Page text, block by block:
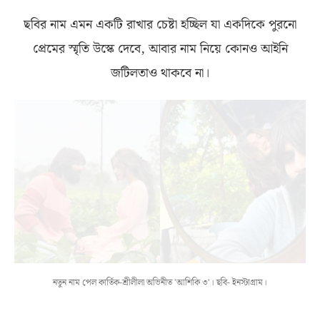
ছবির নাম এমন একটি রাখার চেষ্টা হচ্ছিল যা একদিকে পুরনো
প্রেমের স্মৃতি উস্কে দেবে, আবার নাম নিয়ে কোনও আইনি
জটিলতাও থাকবে না।
নতুন নাম পেল কার্তিক-শ্রীলীলা অভিনীত 'আশিকি ৩'। ছবি- ইনস্টাগ্রাম।